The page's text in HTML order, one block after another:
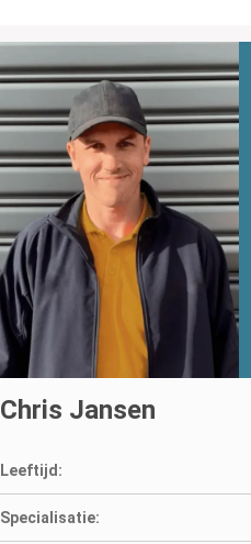
Chris Jansen
Leeftijd:
Specialisatie: